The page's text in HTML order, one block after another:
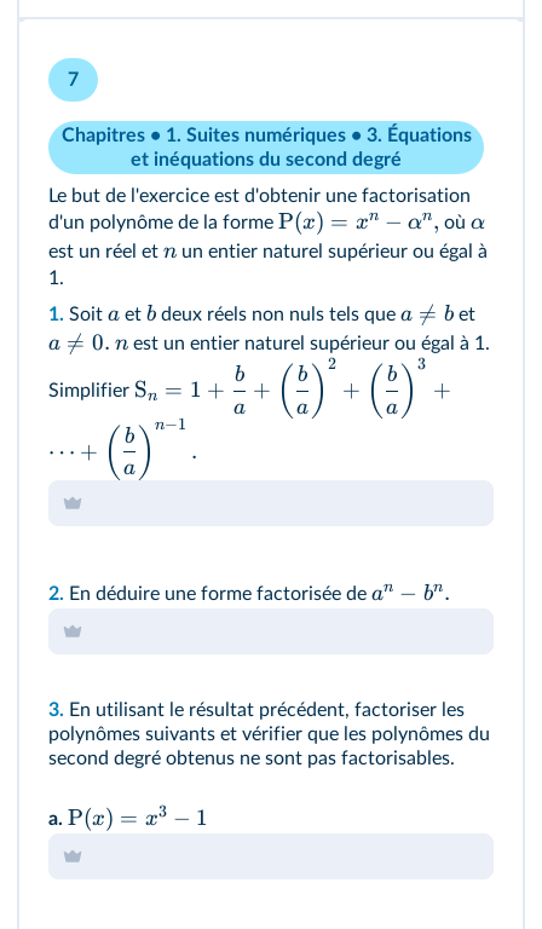
7
Chapitres • 1. Suites numériques • 3. Équations
et inéquations du second degré
Le but de l'exercice est d'obtenir une factorisation
d'un polynôme de la forme P(x) = xn − αn, oùα
est un réel et n un entier naturel supérieur ou égal à
1.
1. Soit a et b deux réels non nuls tels que a 
= bet
a 
= 0. nest un entier naturel supérieur ou égal à 1.
Simplifier Sn = 1 +
a
b
+ ( a
b ) 2
+ ( a
b ) 3
+
⋯ + ( a
b ) n−1
.
2. En déduire une forme factorisée de an − bn.
3. En utilisant le résultat précédent, factoriser les
polynômes suivants et vérifier que les polynômes du
second degré obtenus ne sont pas factorisables.
a. P(x) = x3 − 1